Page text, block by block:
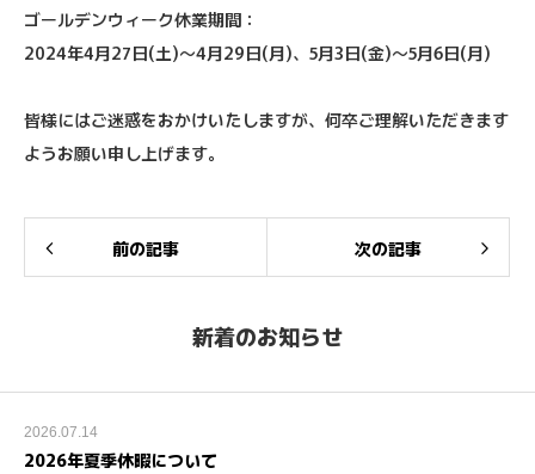
ゴールデンウィーク休業期間：
2024年4月27日(土)～4月29日(月)、5月3日(金)～5月6日(月)
皆様にはご迷惑をおかけいたしますが、何卒ご理解いただきます
ようお願い申し上げます。
前の記事 次の記事
新着のお知らせ
2026.07.14
2026年夏季休暇について